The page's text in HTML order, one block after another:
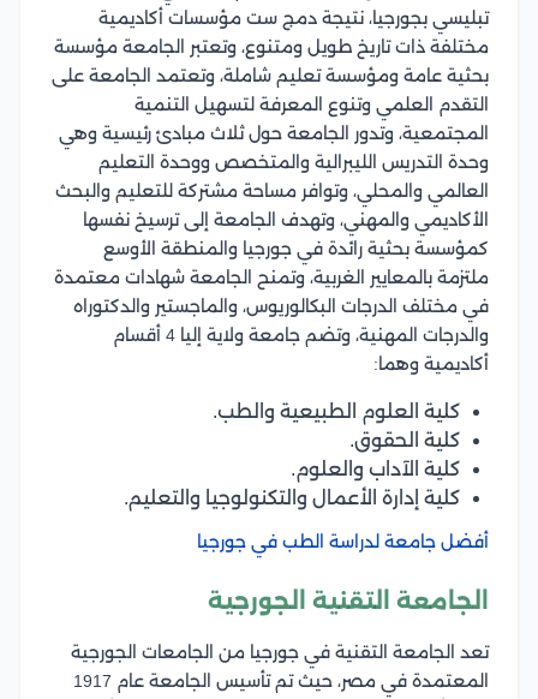
تبليسي بجورجيا، نتيجة دمج ست مؤسسات أكاديمية
مختلفة ذات تاريخ طويل ومتنوع، وتعتبر الجامعة مؤسسة
بحثية عامة ومؤسسة تعليم شاملة، وتعتمد الجامعة على
التقدم العلمي وتنوع المعرفة لتسهيل التنمية
المجتمعية، وتدور الجامعة حول ثلاث مبادئ رئيسية وهي
وحدة التدريس الليبرالية والمتخصص ووحدة التعليم
العالمي والمحلي، وتوافر مساحة مشتركة للتعليم والبحث
الأكاديمي والمهني، وتهدف الجامعة إلى ترسيخ نفسها
كمؤسسة بحثية رائدة في جورجيا والمنطقة الأوسع
ملتزمة بالمعايير الغربية، وتمنح الجامعة شهادات معتمدة
في مختلف الدرجات البكالوريوس، والماجستير والدكتوراه
والدرجات المهنية، وتضم جامعة ولاية إليا 4 أقسام
أكاديمية وهما:
كلية العلوم الطبيعية والطب.
كلية الحقوق.
كلية الآداب والعلوم.
كلية إدارة الأعمال والتكنولوجيا والتعليم.
أفضل جامعة لدراسة الطب في جورجيا
الجامعة التقنية الجورجية
تعد الجامعة التقنية في جورجيا من الجامعات الجورجية
المعتمدة في مصر، حيث تم تأسيس الجامعة عام 1917